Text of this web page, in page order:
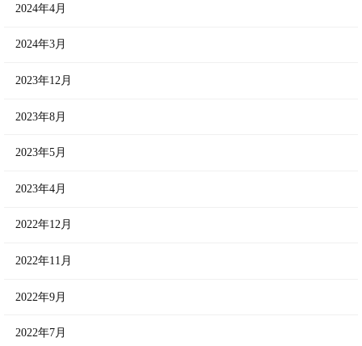
2024年4月
2024年3月
2023年12月
2023年8月
2023年5月
2023年4月
2022年12月
2022年11月
2022年9月
2022年7月